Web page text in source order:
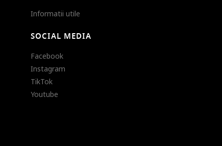
Informatii utile
SOCIAL MEDIA
Facebook
Instagram
TikTok
Youtube